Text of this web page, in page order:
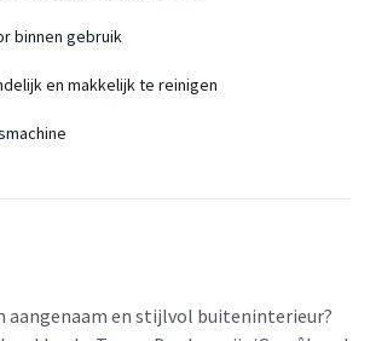
binnen gebruik
en makkelijk te reinigen
aangenaam en stijlvol buiteninterieur?